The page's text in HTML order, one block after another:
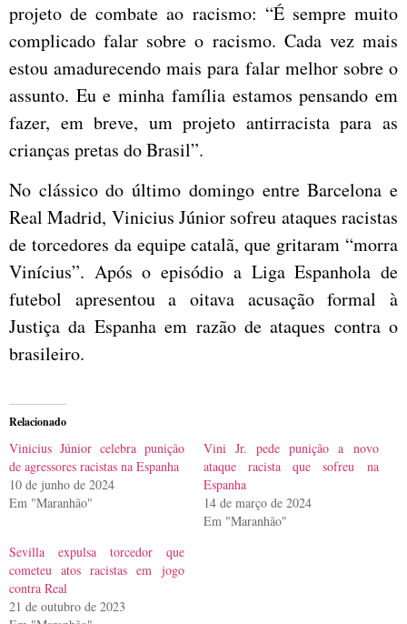
projeto de combate ao racismo: “É sempre muito
complicado falar sobre o racismo. Cada vez mais
estou amadurecendo mais para falar melhor sobre o
assunto. Eu e minha família estamos pensando em
fazer, em breve, um projeto antirracista para as
crianças pretas do Brasil”.
No clássico do último domingo entre Barcelona e
Real Madrid, Vinicius Júnior sofreu ataques racistas
de torcedores da equipe catalã, que gritaram “morra
Vinícius”. Após o episódio a Liga Espanhola de
futebol apresentou a oitava acusação formal à
Justiça da Espanha em razão de ataques contra o
brasileiro.
Relacionado
Vinicius Júnior celebra punição
de agressores racistas na Espanha
10 de junho de 2024
Em "Maranhão"
Vini Jr. pede punição a novo
ataque racista que sofreu na
Espanha
14 de março de 2024
Em "Maranhão"
Sevilla expulsa torcedor que
cometeu atos racistas em jogo
contra Real
21 de outubro de 2023